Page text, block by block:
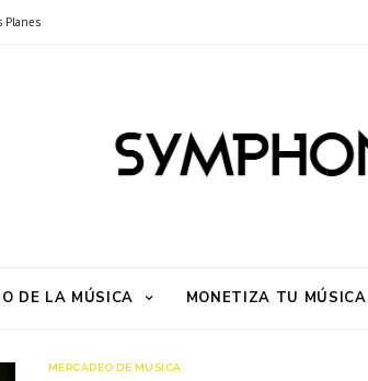
Planes
DE LA MÚSICA MONETIZA TU MÚSICA
MERCADEO DE MÚSICA